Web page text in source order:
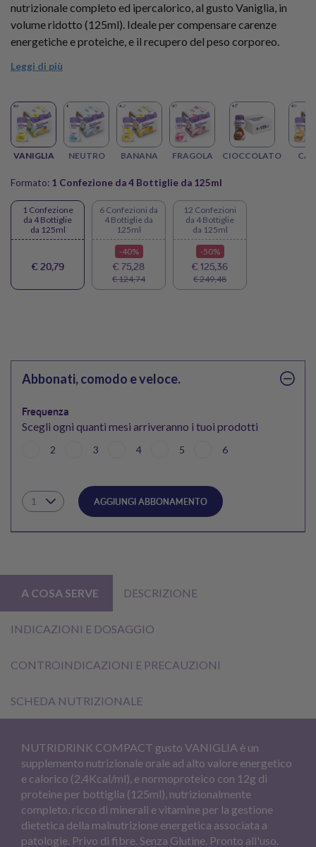
nutrizionale completo ed ipercalorico, al gusto Vaniglia, in
volume ridotto (125ml). Ideale per compensare carenze
energetiche e proteiche, e il recupero del peso corporeo.
Contiene minerali, vitamine ed oligoelementi. Senza Glutine.
Privo di Fibre. Senza
Scopri NUTRIDRINK COMPACT gusto VANIGLIA nel
formato Prova da 4 Bottiglie!
Leggi di più
VANIGLIA NEUTRO BANANA FRAGOLA CIOCCOLATO
Formato: 1 Confezione da 4 Bottiglie da 125ml
1 Confezione
da 4 Bottiglie
da 125ml
€ 20,79
6 Confezioni da
4 Bottiglie da
125ml
-40%
€ 75,28
€ 124,74
12 Confezioni
da 4 Bottiglie
da 125ml
-50%
€ 125,36
€ 249,48
Abbonati, comodo e veloce.
Frequenza
Scegli ogni quanti mesi arriveranno i tuoi prodotti
2 3 4 5 6
AGGIUNGI ABBONAMENTO
A COSA SERVE DESCRIZIONE
INDICAZIONI E DOSAGGIO
CONTROINDICAZIONI E PRECAUZIONI
SCHEDA NUTRIZIONALE
NUTRIDRINK COMPACT gusto VANIGLIA è un
supplemento nutrizionale orale ad alto valore energetico
e calorico (2,4Kcal/ml), e normoproteico con 12g di
proteine per bottiglia (125ml), nutrizionalmente
completo, ricco di minerali e vitamine per la gestione
dietetica della malnutrizione energetica associata a
patologie. Privo di fibre. Senza Glutine. Pronto all'uso.